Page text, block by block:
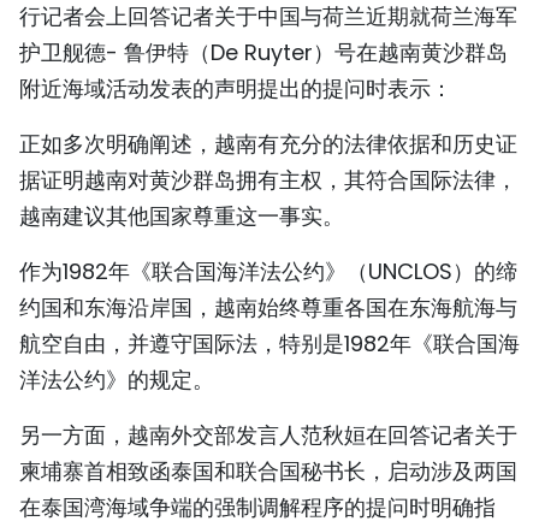
图库
视频
人民报社简介
TIẾNG VIỆT
ENGLISH
FRANÇAIS
ESPAÑOL
行记者会上回答记者关于中国与荷兰近期就荷兰海军
护卫舰德- 鲁伊特（De Ruyter）号在越南黄沙群岛
附近海域活动发表的声明提出的提问时表示：
正如多次明确阐述，越南有充分的法律依据和历史证
据证明越南对黄沙群岛拥有主权，其符合国际法律，
越南建议其他国家尊重这一事实。
作为1982年《联合国海洋法公约》（UNCLOS）的缔
约国和东海沿岸国，越南始终尊重各国在东海航海与
航空自由，并遵守国际法，特别是1982年《联合国海
洋法公约》的规定。
另一方面，越南外交部发言人范秋姮在回答记者关于
柬埔寨首相致函泰国和联合国秘书长，启动涉及两国
在泰国湾海域争端的强制调解程序的提问时明确指